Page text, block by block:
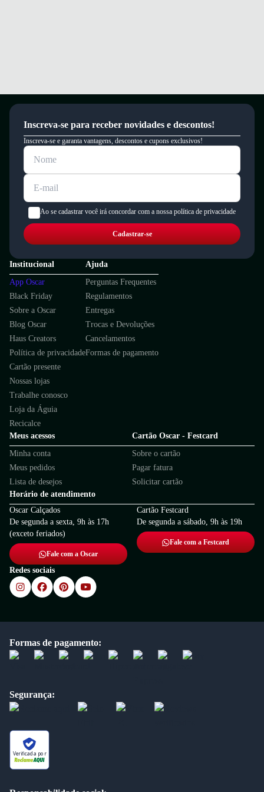
Inscreva-se para receber novidades e descontos!
Inscreva-se e garanta vantagens, descontos e cupons exclusivos!
Ao se cadastrar você irá concordar com a nossa política de privacidade
Cadastrar-se
Institucional
App Oscar
Black Friday
Sobre a Oscar
Blog Oscar
Haus Creators
Política de privacidade
Cartão presente
Nossas lojas
Trabalhe conosco
Loja da Águia
Recicalce
Ajuda
Perguntas Frequentes
Regulamentos
Entregas
Trocas e Devoluções
Cancelamentos
Formas de pagamento
Meus acessos
Minha conta
Meus pedidos
Lista de desejos
Cartão Oscar - Festcard
Sobre o cartão
Pagar fatura
Solicitar cartão
Horário de atendimento
Oscar Calçados
De segunda a sexta, 9h às 17h
(exceto feriados)
Fale com a Oscar
Cartão Festcard
De segunda a sábado, 9h às 19h
Fale com a Festcard
Redes sociais
Formas de pagamento:
Segurança:
Verificada por